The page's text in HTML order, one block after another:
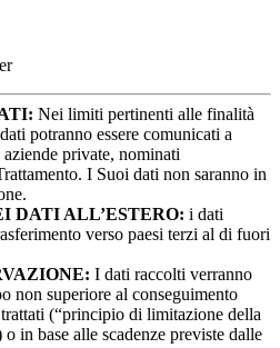
Nei limiti pertinenti alle finalità
potranno essere comunicati a
private, nominati
I Suoi dati non saranno in
DATI ALL’ESTERO: i dati
verso paesi terzi al di fuori
I dati raccolti verranno
non superiore al conseguimento
(“principio di limitazione della
in base alle scadenze previste dalle